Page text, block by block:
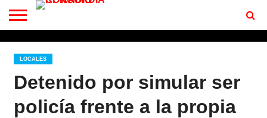
CONTACTO
BIENVENIDOS
A RF 102.7 FM
LOCALES
Detenido por simular ser
policía frente a la propia